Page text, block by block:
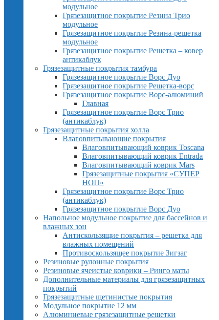
модульное
Грязезащитное покрытие Резина Трио
модульное
Грязезащитное покрытие Резина-решетка
модульное
Грязезащитное покрытие Решетка – ковер
антикаблук
Грязезащитные покрытия тамбура
Грязезащитное покрытие Ворс Дуо
Грязезащитное покрытие Решетка-ворс
Грязезащитное покрытие Ворс-алюминий
Главная
Грязезащитное покрытие Ворс Трио
(антикаблук)
Грязезащитные покрытия холла
Влаговпитывающие покрытия
Влаговпитывающий коврик Toscana
Влаговпитывающий коврик Entrada
Влаговпитывающий коврик Mars
Грязезащитные покрытия «СУПЕР
НОП»
Грязезащитное покрытие Ворс Трио
(антикаблук)
Грязезащитное покрытие Ворс Дуо
Напольное модульное покрытие для бассейнов и
влажных зон
Антискользящие покрытия – решетка для
влажных помещений
Противоскользящее покрытие Зигзаг
Резиновые рулонные покрытия
Резиновые ячеистые коврики – Ринго маты
Дополнительные материалы для грязезащитных
покрытий
Грязезащитные щетинистые покрытия
Модульное покрытие 12 мм
Алюминиевые грязезащитные решетки